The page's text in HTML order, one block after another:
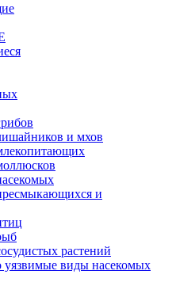
и мхов
и
растений
уязвимые виды насекомых